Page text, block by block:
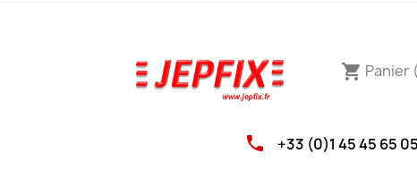
shopping_cart Panier
phone +33 (0)1 45 45 65 05